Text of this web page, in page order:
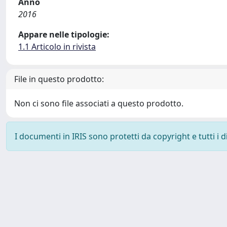
2016
Appare nelle tipologie:
1.1 Articolo in rivista
File in questo prodotto:
Non ci sono file associati a questo prodotto.
I documenti in IRIS sono protetti da copyright e tutti i